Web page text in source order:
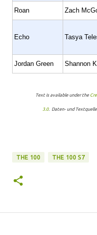
Roan Zach
Echo Tasya
Jordan Green Shannon
Text is available under the
3.0. Daten- und
THE 100 THE 100 S7